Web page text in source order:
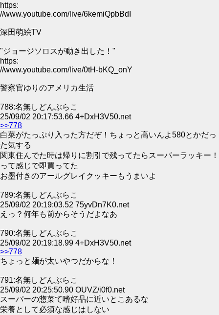
https:
//www.youtube.com/live/6kemiQpbBdI
深田萌絵TV
"ジョージソロスが動き出した！"
https:
//www.youtube.com/live/0tH-bKQ_onY
警察官ゆりのアメリカ生活
788:名無しどんぶらこ
25/09/02 20:17:53.66 4+DxH3V50.net
>>778
白菜がたっぷり入った方だぞ！ちょっと高いんよ580とかだっ
た気する
関東住んでた時は帰りに割引で残ってたらスーパーラッキー！
って感じで即買ってた
お墨付きのアールグレイクッキーもうまいよ
789:名無しどんぶらこ
25/09/02 20:19:03.52 75yvDn7K0.net
えっ？何年も前からそうだよなあ
790:名無しどんぶらこ
25/09/02 20:19:18.99 4+DxH3V50.net
>>778
ちょっと麺が太いやつだからな！
791:名無しどんぶらこ
25/09/02 20:25:50.90 OUVZ/i0f0.net
スーパーの惣菜て嗜好品に近いとこあるな
栄養として必須な感じはしない